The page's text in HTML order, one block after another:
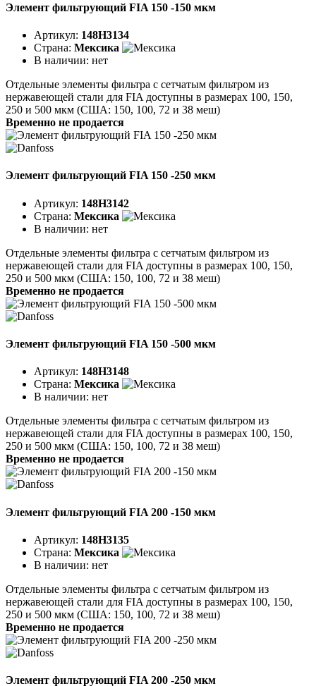
Элемент фильтрующий FIA 150 -150 мкм
Артикул: 148H3134
Страна: Мексика
В наличии: нет
Отдельные элементы фильтра с сетчатым фильтром из
нержавеющей стали для FIA доступны в размерах 100, 150,
250 и 500 мкм (США: 150, 100, 72 и 38 меш)
Временно не продается
Элемент фильтрующий FIA 150 -250 мкм
Артикул: 148H3142
Страна: Мексика
В наличии: нет
Отдельные элементы фильтра с сетчатым фильтром из
нержавеющей стали для FIA доступны в размерах 100, 150,
250 и 500 мкм (США: 150, 100, 72 и 38 меш)
Временно не продается
Элемент фильтрующий FIA 150 -500 мкм
Артикул: 148H3148
Страна: Мексика
В наличии: нет
Отдельные элементы фильтра с сетчатым фильтром из
нержавеющей стали для FIA доступны в размерах 100, 150,
250 и 500 мкм (США: 150, 100, 72 и 38 меш)
Временно не продается
Элемент фильтрующий FIA 200 -150 мкм
Артикул: 148H3135
Страна: Мексика
В наличии: нет
Отдельные элементы фильтра с сетчатым фильтром из
нержавеющей стали для FIA доступны в размерах 100, 150,
250 и 500 мкм (США: 150, 100, 72 и 38 меш)
Временно не продается
Элемент фильтрующий FIA 200 -250 мкм